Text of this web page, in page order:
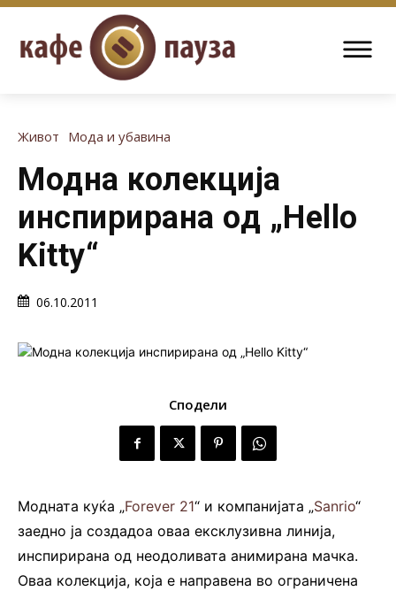
Живот Мода и убавина
Модна колекција
инспирирана од „Hello
Kitty“
06.10.2011
Сподели
Модната куќа „Forever 21“ и компанијата „Sanrio“
заедно ја создадоа оваа ексклузивна линија,
инспирирана од неодоливата анимирана мачка.
Оваа колекција, која е направена во ограничена